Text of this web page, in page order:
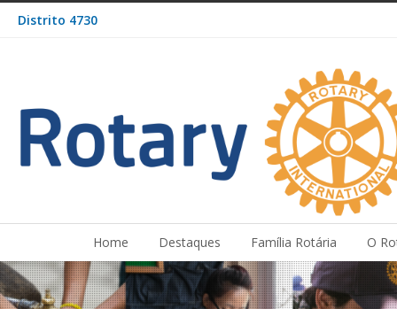
Distrito 4730
Home Destaques Família Rotária O